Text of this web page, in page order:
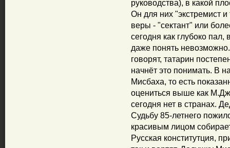
руководства), в какой
Он для них "экстремист и
веры - "сектант" или
сегодня как глубоко
даже понять
говорят, татарин
начнёт это понимать. В
Мисбаха, то есть
оцениться выше как
сегодня нет в странах.
Судьбу 85-летнего
красивым лицом
Русская конститутция,